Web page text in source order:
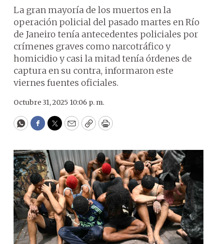
La gran mayoría de los muertos en la
operación policial del pasado martes en Río
de Janeiro tenía antecedentes policiales por
crímenes graves como narcotráfico y
homicidio y casi la mitad tenía órdenes de
captura en su contra, informaron este
viernes fuentes oficiales.
Octubre 31, 2025 10:06 p. m.
WhatsApp
Facebook
Twitter
EmailCopyPrint